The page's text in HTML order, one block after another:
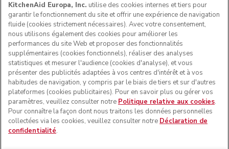
SUIVEZ-NOUS
KitchenAid Europa, Inc. utilise des cookies internes et tiers pour
garantir le fonctionnement du site et offrir une expérience de navigation
fluide (cookies strictement nécessaires). Avec votre consentement,
nous utilisons également des cookies pour améliorer les
performances du site Web et proposer des fonctionnalités
supplémentaires (cookies fonctionnels), réaliser des analyses
statistiques et mesurer l'audience (cookies d'analyse), et vous
présenter des publicités adaptées à vos centres d'intérêt et à vos
habitudes de navigation, y compris par le biais de tiers et sur d'autres
plateformes (cookies publicitaires). Pour en savoir plus ou gérer vos
paramètres, veuillez consulter notre Politique relative aux cookies.
Pour connaître la façon dont nous traitons les données personnelles
collectées via les cookies, veuillez consulter notre Déclaration de
confidentialité.